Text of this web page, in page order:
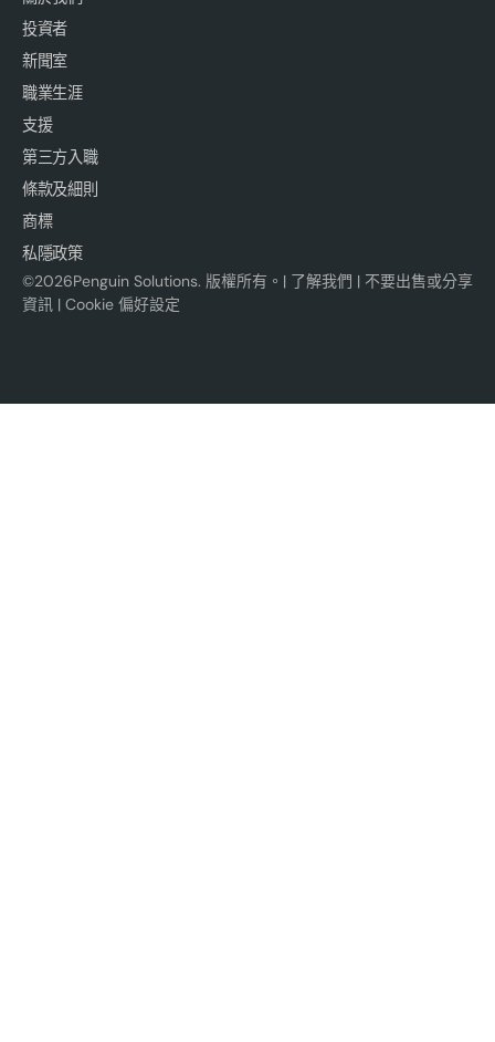
投資者
新聞室
職業生涯
支援
第三方入職
條款及細則
商標
私隱政策
©2026Penguin Solutions. 版權所有。| 了解我們 | 不要出售或分享
資訊| Cookie 偏好設定